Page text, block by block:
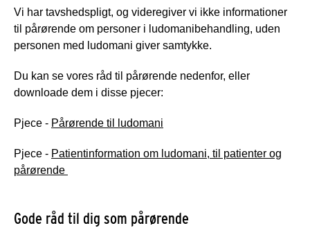
Vi har tavshedspligt, og videregiver vi ikke informationer
til pårørende om personer i ludomanibehandling, uden
personen med ludomani giver samtykke.
Du kan se vores råd til pårørende nedenfor, eller
downloade dem i disse pjecer:
Pjece - Pårørende til ludomani
Pjece - Patientinformation om ludomani, til patienter og
pårørende
Gode råd til dig som pårørende